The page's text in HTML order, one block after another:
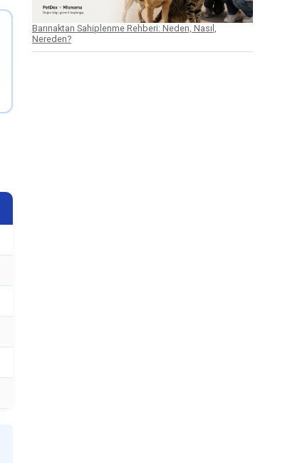
Barınaktan Sahiplenme Rehberi: Neden, Nasıl,
Nereden?